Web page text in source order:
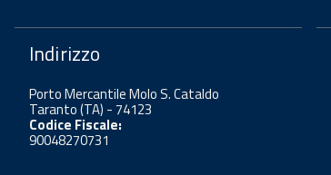
Indirizzo
Porto Mercantile Molo S. Cataldo
Taranto (TA) - 74123
Codice Fiscale:
90048270731